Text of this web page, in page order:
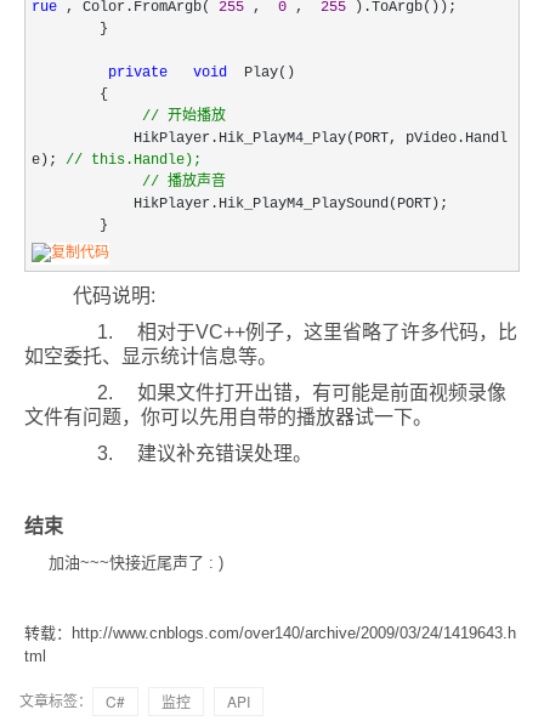
rue , Color.FromArgb( 255 , 0 , 255
).ToArgb());
}
private void
Play()
{
// 开始播放
HikPlayer.Hik_PlayM4_Play(PORT, pVideo.Handl
e);
//
this.Handle);
// 播放声音
HikPlayer.Hik_PlayM4_PlaySound(PORT);
}
代码说明:
1. 相对于VC++例子，这里省略了许多代码，比
如空委托、显示统计信息等。
2. 如果文件打开出错，有可能是前面视频录像
文件有问题，你可以先用自带的播放器试一下。
3. 建议补充错误处理。
结束
加油~~~快接近尾声了 : )
转载：http://www.cnblogs.com/over140/archive/2009/03/24/1419643.h
tml
文章标签： C# 监控
API